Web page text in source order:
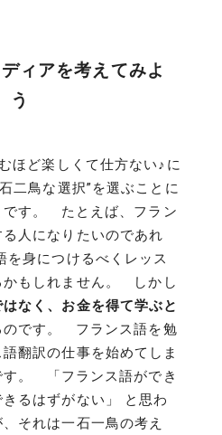
ィアを考えてみよ
う
ほど楽しくて仕方ない♪に
二鳥な選択”を選ぶことに
です。 たとえば、フラン
人になりたいのであれ
を身につけるべくレッス
かもしれません。 しかし
なく、お金を得て学ぶと
のです。 フランス語を勉
翻訳の仕事を始めてしま
す。 「フランス語ができ
るはずがない」 と思わ
それは一石一鳥の考え